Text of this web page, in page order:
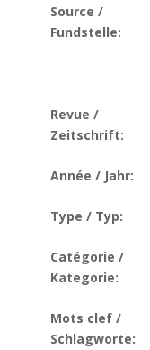
Source /
Fundstelle:
Revue /
Zeitschrift:
Année / Jahr:
Type / Typ:
Catégorie /
Kategorie:
Mots clef /
Schlagworte: